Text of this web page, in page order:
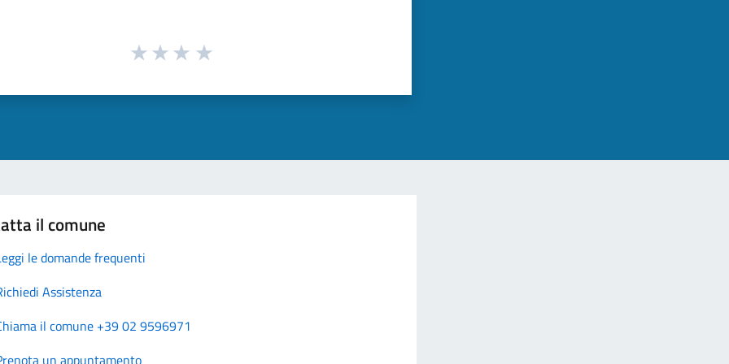
il comune
le domande frequenti
Assistenza
il comune +39 02 9596971
un appuntamento